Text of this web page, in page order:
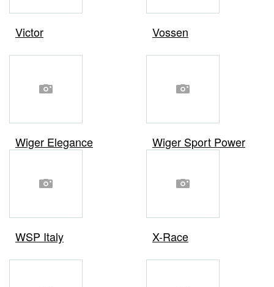
Victor Vossen
Wiger Elegance Wiger Sport Power
WSP Italy X-Race